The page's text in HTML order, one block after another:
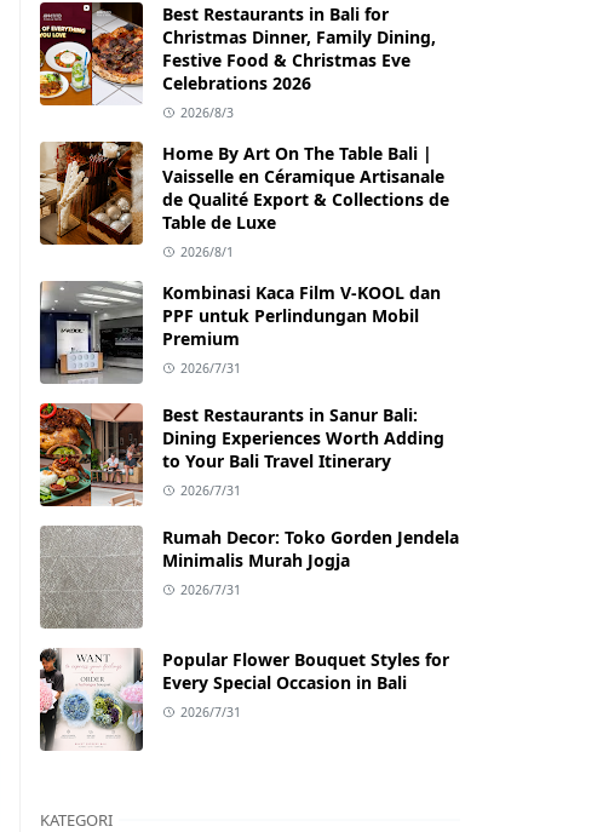
Best Restaurants in Bali for
Christmas Dinner, Family Dining,
Festive Food & Christmas Eve
Celebrations 2026
2026/8/3
Home By Art On The Table Bali |
Vaisselle en Céramique Artisanale
de Qualité Export & Collections de
Table de Luxe
2026/8/1
Kombinasi Kaca Film V-KOOL dan
PPF untuk Perlindungan Mobil
Premium
2026/7/31
Best Restaurants in Sanur Bali:
Dining Experiences Worth Adding
to Your Bali Travel Itinerary
2026/7/31
Rumah Decor: Toko Gorden Jendela
Minimalis Murah Jogja
2026/7/31
Popular Flower Bouquet Styles for
Every Special Occasion in Bali
2026/7/31
KATEGORI